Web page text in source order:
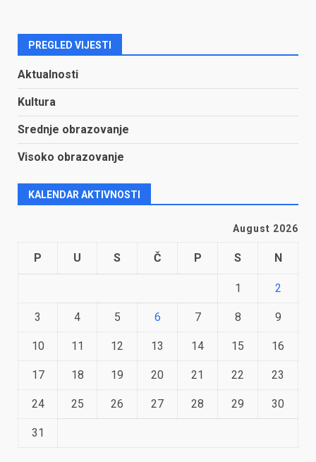
PREGLED VIJESTI
Aktualnosti
Kultura
Srednje obrazovanje
Visoko obrazovanje
KALENDAR AKTIVNOSTI
August 2026
P U S Č P S N
1 2
3 4 5 6 7 8 9
10 11 12 13 14 15 16
17 18 19 20 21 22 23
24 25 26 27 28 29 30
31